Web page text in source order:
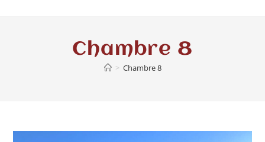
Chambre 8
> Chambre 8